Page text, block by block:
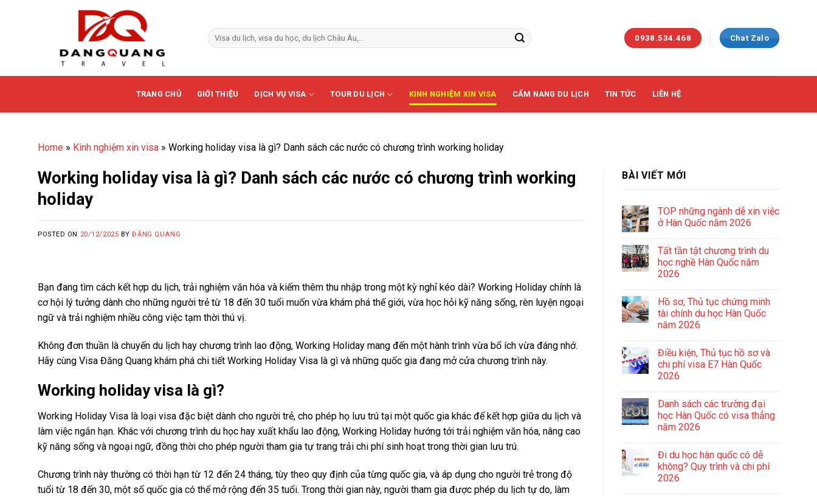
0938.534.468 Chat Zalo
TRANG CHỦ GIỚI THIỆU DỊCH VỤ VISA TOUR DU LỊCH KINH NGHIỆM XIN VISA CẨM NANG DU LỊCH TIN TỨC LIÊN HỆ
Home » Kinh nghiệm xin visa » Working holiday visa là gì? Danh sách các nước có chương trình working holiday
Working holiday visa là gì? Danh sách các nước có chương trình working
holiday
POSTED ON 20/12/2025 BYĐĂNG QUANG
Bạn đang tìm cách kết hợp du lịch, trải nghiệm văn hóa và kiếm thêm thu nhập trong một kỳ nghỉ kéo dài? Working Holiday chính là
cơ hội lý tưởng dành cho những người trẻ từ 18 đến 30 tuổi muốn vừa khám phá thế giới, vừa học hỏi kỹ năng sống, rèn luyện ngoại
ngữ và trải nghiệm nhiều công việc tạm thời thú vị.
Không đơn thuần là chuyến du lịch hay chương trình lao động, Working Holiday mang đến một hành trình vừa bổ ích vừa đáng nhớ.
Hãy cùng Visa Đăng Quang khám phá chi tiết Working Holiday Visa là gì và những quốc gia đang mở cửa chương trình này.
Working holiday visa là gì?
Working Holiday Visa là loại visa đặc biệt dành cho người trẻ, cho phép họ lưu trú tại một quốc gia khác để kết hợp giữa du lịch và
làm việc ngắn hạn. Khác với chương trình du học hay xuất khẩu lao động, Working Holiday hướng tới trải nghiệm văn hóa, nâng cao
kỹ năng sống và ngoại ngữ, đồng thời cho phép người tham gia tự trang trải chi phí sinh hoạt trong thời gian lưu trú.
Chương trình này thường có thời hạn từ 12 đến 24 tháng, tùy theo quy định của từng quốc gia, và áp dụng cho người trẻ trong độ
tuổi từ 18 đến 30, một số quốc gia có thể mở rộng đến 35 tuổi. Trong thời gian này, người tham gia được phép du lịch tự do, làm
BÀI VIẾT MỚI
TOP những ngành dễ xin việc
ở Hàn Quốc năm 2026
Tất tần tật chương trình du
học nghề Hàn Quốc năm
2026
Hồ sơ, Thủ tục chứng minh
tài chính du học Hàn Quốc
năm 2026
Điều kiện, Thủ tục hồ sơ và
chi phí visa E7 Hàn Quốc
2026
Danh sách các trường đại
học Hàn Quốc có visa thẳng
năm 2026
Đi du học hàn quốc có dễ
không? Quy trình và chi phí
2026